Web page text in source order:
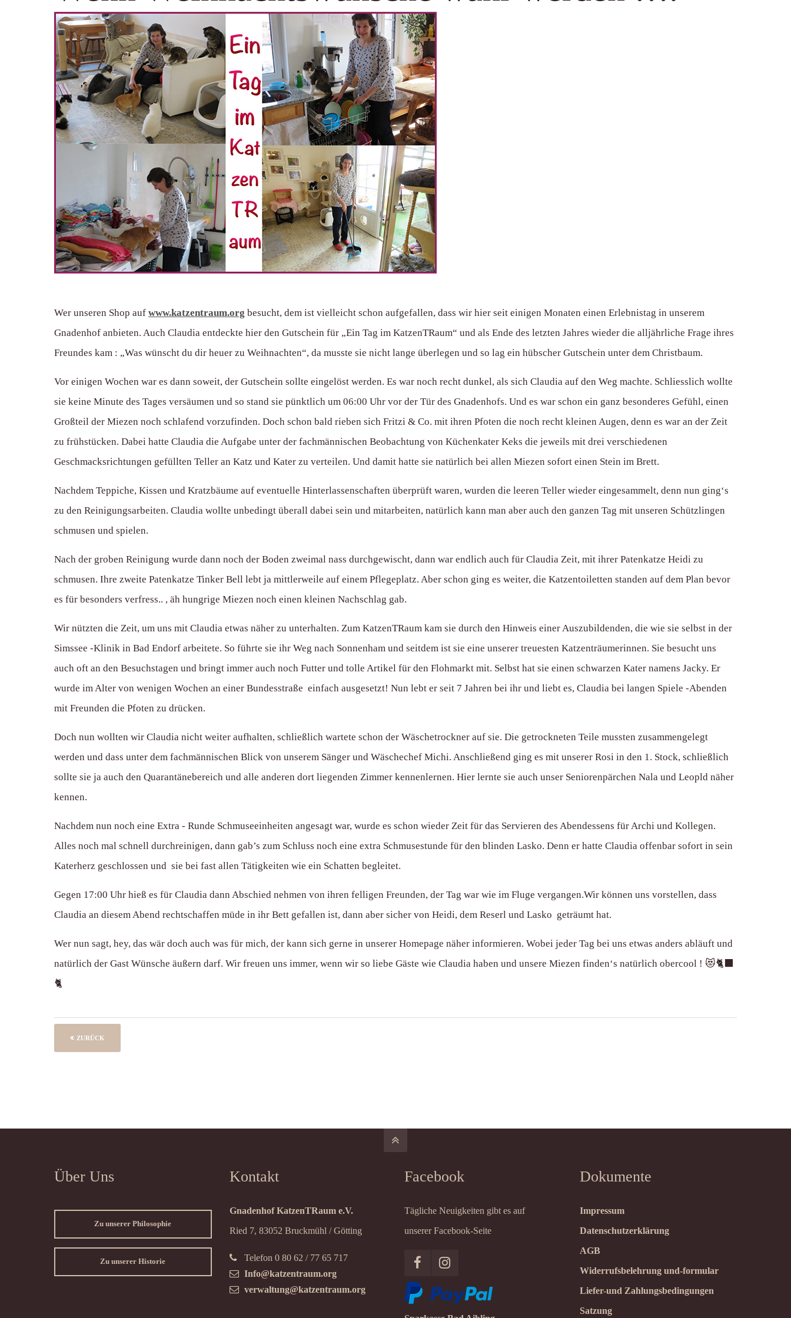
Wer unseren Shop auf www.katzentraum.org besucht, dem ist vielleicht schon aufgefallen, dass wir hier seit einigen Monaten einen Erlebnistag in unserem
Gnadenhof anbieten. Auch Claudia entdeckte hier den Gutschein für „Ein Tag im KatzenTRaum“ und als Ende des letzten Jahres wieder die alljährliche Frage ihres
Freundes kam : „Was wünscht du dir heuer zu Weihnachten“, da musste sie nicht lange überlegen und so lag ein hübscher Gutschein unter dem Christbaum.
Vor einigen Wochen war es dann soweit, der Gutschein sollte eingelöst werden. Es war noch recht dunkel, als sich Claudia auf den Weg machte. Schliesslich wollte
sie keine Minute des Tages versäumen und so stand sie pünktlich um 06:00 Uhr vor der Tür des Gnadenhofs. Und es war schon ein ganz besonderes Gefühl, einen
Großteil der Miezen noch schlafend vorzufinden. Doch schon bald rieben sich Fritzi & Co. mit ihren Pfoten die noch recht kleinen Augen, denn es war an der Zeit
zu frühstücken. Dabei hatte Claudia die Aufgabe unter der fachmännischen Beobachtung von Küchenkater Keks die jeweils mit drei verschiedenen
Geschmacksrichtungen gefüllten Teller an Katz und Kater zu verteilen. Und damit hatte sie natürlich bei allen Miezen sofort einen Stein im Brett.
Nachdem Teppiche, Kissen und Kratzbäume auf eventuelle Hinterlassenschaften überprüft waren, wurden die leeren Teller wieder eingesammelt, denn nun ging‘s
zu den Reinigungsarbeiten. Claudia wollte unbedingt überall dabei sein und mitarbeiten, natürlich kann man aber auch den ganzen Tag mit unseren Schützlingen
schmusen und spielen.
Nach der groben Reinigung wurde dann noch der Boden zweimal nass durchgewischt, dann war endlich auch für Claudia Zeit, mit ihrer Patenkatze Heidi zu
schmusen. Ihre zweite Patenkatze Tinker Bell lebt ja mittlerweile auf einem Pflegeplatz. Aber schon ging es weiter, die Katzentoiletten standen auf dem Plan bevor
es für besonders verfress.. , äh hungrige Miezen noch einen kleinen Nachschlag gab.
Wir nützten die Zeit, um uns mit Claudia etwas näher zu unterhalten. Zum KatzenTRaum kam sie durch den Hinweis einer Auszubildenden, die wie sie selbst in der
Simssee -Klinik in Bad Endorf arbeitete. So führte sie ihr Weg nach Sonnenham und seitdem ist sie eine unserer treuesten Katzenträumerinnen. Sie besucht uns
auch oft an den Besuchstagen und bringt immer auch noch Futter und tolle Artikel für den Flohmarkt mit. Selbst hat sie einen schwarzen Kater namens Jacky. Er
wurde im Alter von wenigen Wochen an einer Bundesstraße einfach ausgesetzt! Nun lebt er seit 7 Jahren bei ihr und liebt es, Claudia bei langen Spiele -Abenden
mit Freunden die Pfoten zu drücken.
Doch nun wollten wir Claudia nicht weiter aufhalten, schließlich wartete schon der Wäschetrockner auf sie. Die getrockneten Teile mussten zusammengelegt
werden und dass unter dem fachmännischen Blick von unserem Sänger und Wäschechef Michi. Anschließend ging es mit unserer Rosi in den 1. Stock, schließlich
sollte sie ja auch den Quarantänebereich und alle anderen dort liegenden Zimmer kennenlernen. Hier lernte sie auch unser Seniorenpärchen Nala und Leopld näher
kennen.
Nachdem nun noch eine Extra - Runde Schmuseeinheiten angesagt war, wurde es schon wieder Zeit für das Servieren des Abendessens für Archi und Kollegen.
Alles noch mal schnell durchreinigen, dann gab’s zum Schluss noch eine extra Schmusestunde für den blinden Lasko. Denn er hatte Claudia offenbar sofort in sein
Katerherz geschlossen und sie bei fast allen Tätigkeiten wie ein Schatten begleitet.
Gegen 17:00 Uhr hieß es für Claudia dann Abschied nehmen von ihren felligen Freunden, der Tag war wie im Fluge vergangen.Wir können uns vorstellen, dass
Claudia an diesem Abend rechtschaffen müde in ihr Bett gefallen ist, dann aber sicher von Heidi, dem Reserl und Lasko geträumt hat.
Wer nun sagt, hey, das wär doch auch was für mich, der kann sich gerne in unserer Homepage näher informieren. Wobei jeder Tag bei uns etwas anders abläuft und
natürlich der Gast Wünsche äußern darf. Wir freuen uns immer, wenn wir so liebe Gäste wie Claudia haben und unsere Miezen finden‘s natürlich obercool ! 😻🐈‍⬛
🐈
ZURÜCK
Über Uns
Zu unserer Philosophie
Zu unserer Historie
Kontakt
Gnadenhof KatzenTRaum e.V.
Ried 7, 83052 Bruckmühl / Götting
Telefon 0 80 62 / 77 65 717
Info@katzentraum.org
verwaltung@katzentraum.org
Facebook
Tägliche Neuigkeiten gibt es auf
unserer Facebook-Seite
Dokumente
Impressum
Datenschutzerklärung
AGB
Widerrufsbelehrung und-formular
Liefer-und Zahlungsbedingungen
Satzung